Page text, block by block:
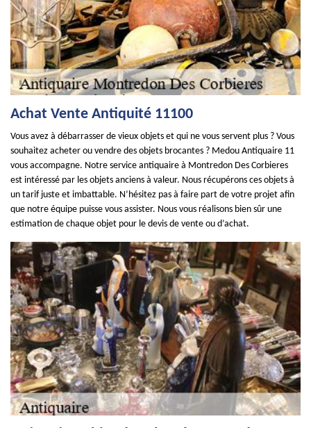
Achat Vente Antiquité 11100
Vous avez à débarrasser de vieux objets et qui ne vous servent plus ? Vous
souhaitez acheter ou vendre des objets brocantes ? Medou Antiquaire 11
vous accompagne. Notre service antiquaire à Montredon Des Corbieres
est intéressé par les objets anciens à valeur. Nous récupérons ces objets à
un tarif juste et imbattable. N’hésitez pas à faire part de votre projet afin
que notre équipe puisse vous assister. Nous vous réalisons bien sûr une
estimation de chaque objet pour le devis de vente ou d’achat.